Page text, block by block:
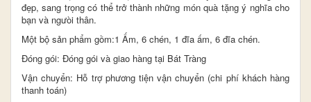
đẹp, sang trọng có thể trở thành những món quà tặng ý nghĩa cho
bạn và ngưòi thân.
Một bộ sản phẩm gồm:1 Ấm, 6 chén, 1 đĩa ấm, 6 đĩa chén.
Đóng gói: Đóng gói và giao hàng tại Bát Tràng
Vận chuyển: Hỗ trợ phương tiện vận chuyển (chi phí khách hàng
thanh toán)